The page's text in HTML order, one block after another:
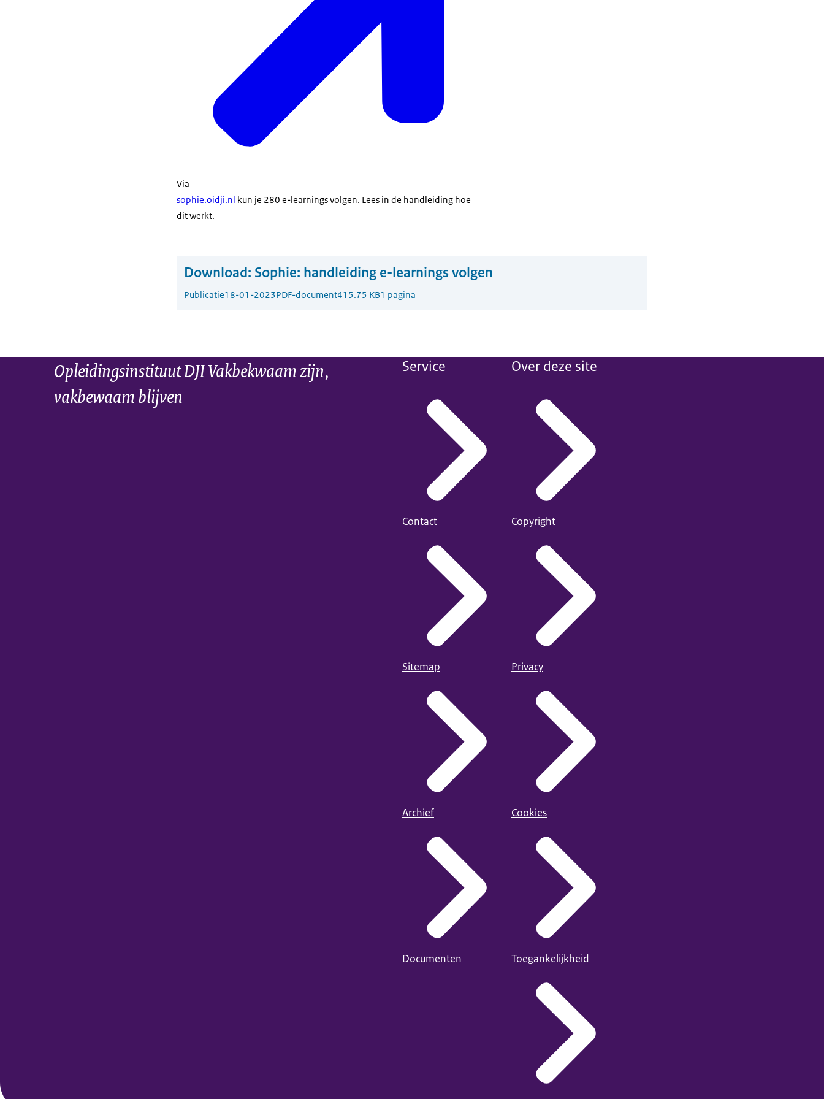
Via
sophie.oidji.nl kun je 280 e-learnings volgen. Lees in de handleiding hoe
dit werkt.
Download: Sophie: handleiding e-learnings volgen
Publicatie18-01-2023PDF-document415.75 KB1 pagina
Opleidingsinstituut DJI Vakbekwaam zijn,
vakbewaam blijven
Service
Contact
Sitemap
Archief
Documenten
Over deze site
Copyright
Privacy
Cookies
Toegankelijkheid